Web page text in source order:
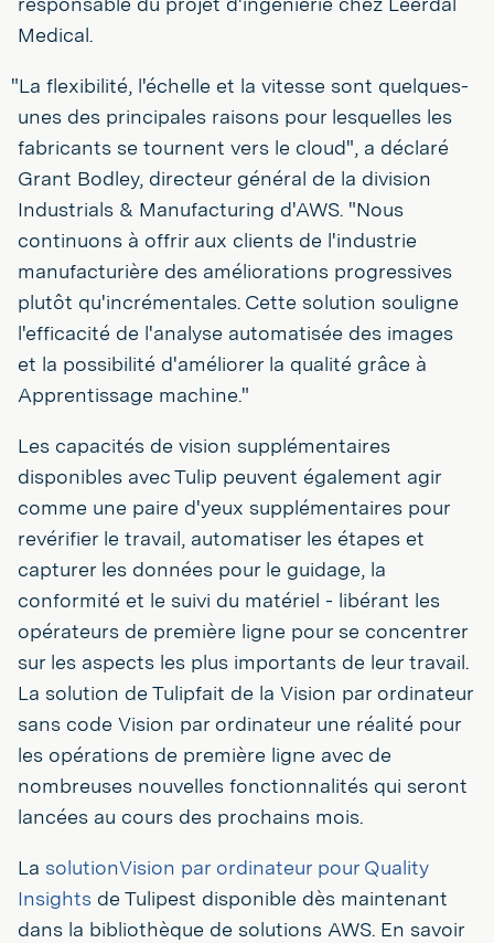
Medical.
"La flexibilité, l'échelle et la vitesse sont quelques-
unes des principales raisons pour lesquelles les
fabricants se tournent vers le cloud", a déclaré
Grant Bodley, directeur général de la division
Industrials & Manufacturing d'AWS. "Nous
continuons à offrir aux clients de l'industrie
manufacturière des améliorations progressives
plutôt qu'incrémentales. Cette solution souligne
l'efficacité de l'analyse automatisée des images
et la possibilité d'améliorer la qualité grâce à
Apprentissage machine."
Les capacités de vision supplémentaires
disponibles avec Tulip peuvent également agir
comme une paire d'yeux supplémentaires pour
revérifier le travail, automatiser les étapes et
capturer les données pour le guidage, la
conformité et le suivi du matériel - libérant les
opérateurs de première ligne pour se concentrer
sur les aspects les plus importants de leur travail.
La solution de Tulipfait de la Vision par ordinateur
sans code Vision par ordinateur une réalité pour
les opérations de première ligne avec de
nombreuses nouvelles fonctionnalités qui seront
lancées au cours des prochains mois.
La solutionVision par ordinateur pour Quality
Insights de Tulipest disponible dès maintenant
dans la bibliothèque de solutions AWS. En savoir